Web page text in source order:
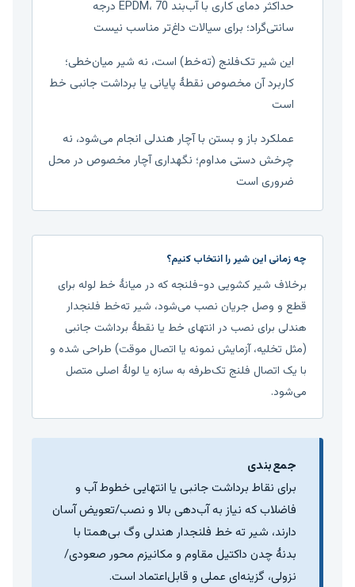
حداکثر دمای کاری با آب‌بند EPDM، 70 درجه
سانتی‌گراد؛ برای سیالات داغ‌تر مناسب نیست
این شیر تک‌فلنج (ته‌خط) است، نه شیر میان‌خطی؛
کاربرد آن مخصوص نقطهٔ پایانی یا برداشت جانبی خط
است
عملکرد باز و بستن با آچار هندلی انجام می‌شود، نه
چرخش دستی مداوم؛ نگهداری آچار مخصوص در محل
ضروری است
چه زمانی این شیر را انتخاب کنیم؟
برخلاف شیر کشویی دو-فلنجه که در میانهٔ خط لوله برای
قطع و وصل جریان نصب می‌شود، شیر ته‌خط فلنجدار
هندلی برای نصب در انتهای خط یا نقطهٔ برداشت جانبی
(مثل تخلیه، آزمایش نمونه یا اتصال موقت) طراحی شده و
با یک اتصال فلنج تک‌طرفه به سازه یا لولهٔ اصلی متصل
می‌شود.
جمع‌بندی
برای نقاط برداشت جانبی یا انتهایی خطوط آب و
فاضلاب که نیاز به آب‌دهی بالا و نصب/تعویض آسان
دارند، شیر ته خط فلنجدار هندلی وگ بی‌همتا با
بدنهٔ چدن داکتیل مقاوم و مکانیزم محور صعودی/
نزولی، گزینه‌ای عملی و قابل‌اعتماد است.